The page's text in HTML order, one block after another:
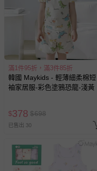
滿1件95折，滿3件85折
韓國 Maykids - 輕薄細柔棉短
袖家居服-彩色塗鴉恐龍-淺黃
$378 $698
已售出 30